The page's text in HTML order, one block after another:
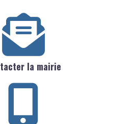
la mairie